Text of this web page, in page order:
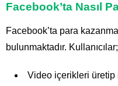
Facebook’ta Nasıl
Facebook’ta para
bulunmaktadır. Kullanıcılar;
Video içerikleri